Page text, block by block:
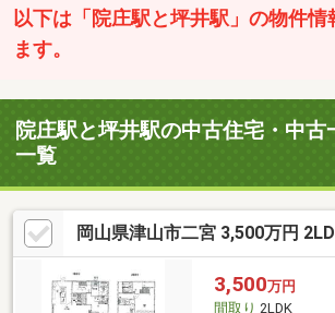
以下は「院庄駅と坪井駅」の物件
ます。
院庄駅と坪井駅の中古住宅・中古
一覧
岡山県津山市二宮 3,500万円
3,500万円
間取り 2LDK